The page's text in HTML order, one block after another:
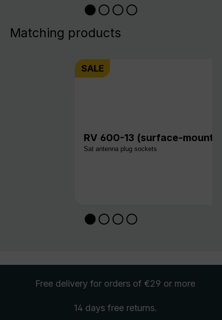
Matching products
SALE
RV 600-13 (surface-mount
Sat antenna plug sockets
Free delivery for orders of €29 or more
14 days free returns.